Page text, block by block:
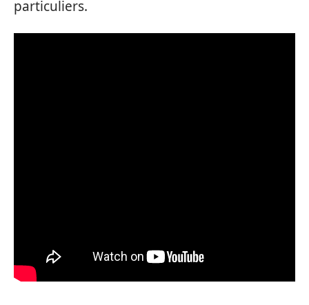
particuliers.